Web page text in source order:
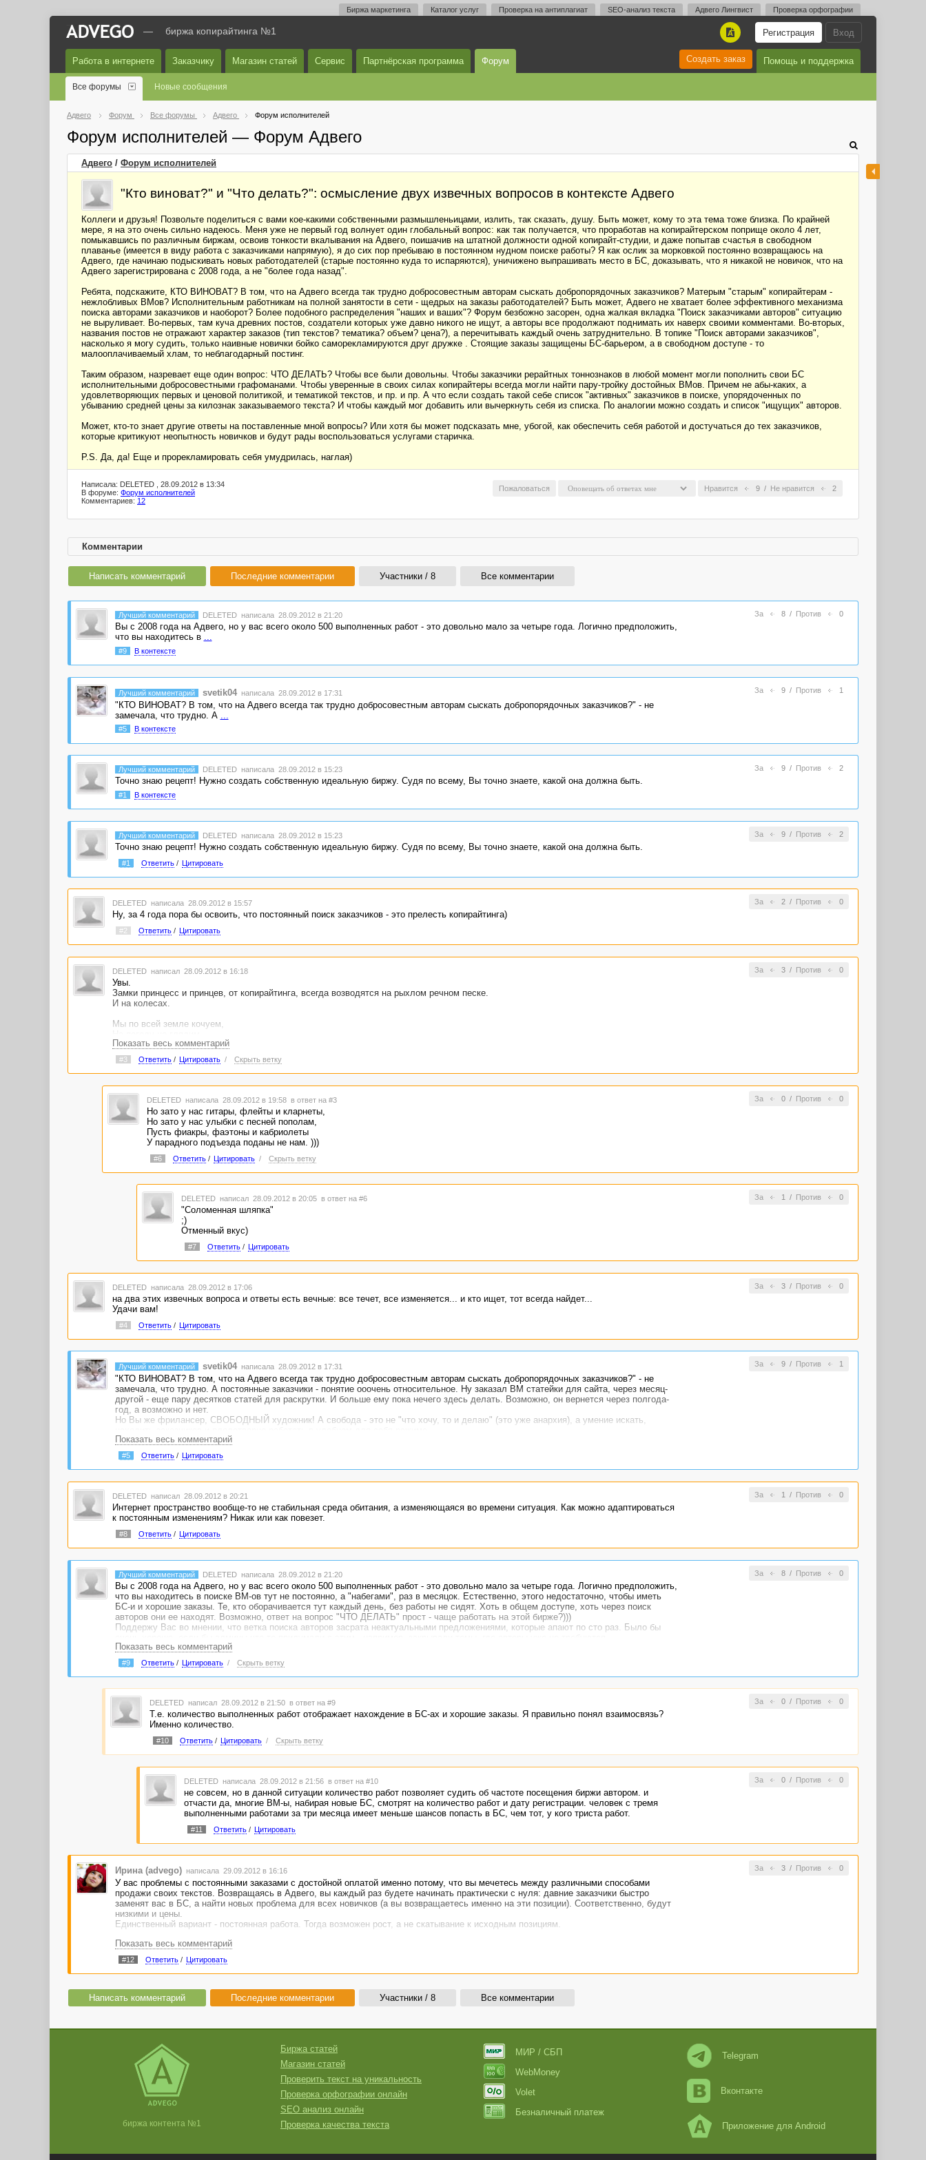
Биржа маркетинга Каталог услуг Проверка на антиплагиат SEO-анализ текста Адвего Лингвист Проверка орфографии
Вход
Регистрация
A
— биржа копирайтинга №1
Работа в интернете Заказчику Магазин статей Сервис Партнёрская программа Форум Помощь и поддержка
Создать заказ
Все форумы Новые сообщения
Адвего Форум Все форумы Адвего Форум исполнителей
Форум исполнителей — Форум Адвего
Адвего / Форум исполнителей
"Кто виноват?" и "Что делать?": осмысление двух извечных вопросов в контексте Адвего
Коллеги и друзья! Позвольте поделиться с вами кое-какими собственными размышленьицами, излить, так сказать, душу. Быть может, кому то эта тема тоже близка. По крайней
мере, я на это очень сильно надеюсь. Меня уже не первый год волнует один глобальный вопрос: как так получается, что проработав на копирайтерском поприще около 4 лет,
помыкавшись по различным биржам, освоив тонкости вкалывания на Адвего, поишачив на штатной должности одной копирайт-студии, и даже попытав счастья в свободном
плаванье (имеется в виду работа с заказчиками напрямую), я до сих пор пребываю в постоянном нудном поиске работы? Я как ослик за морковкой постоянно возвращаюсь на
Адвего, где начинаю подыскивать новых работодателей (старые постоянно куда то испаряются), уничижено выпрашивать место в БС, доказывать, что я никакой не новичок, что на
Адвего зарегистрирована с 2008 года, а не "более года назад".
Ребята, подскажите, КТО ВИНОВАТ? В том, что на Адвего всегда так трудно добросовестным авторам сыскать добропорядочных заказчиков? Матерым "старым" копирайтерам -
нежлобливых ВМов? Исполнительным работникам на полной занятости в сети - щедрых на заказы работодателей? Быть может, Адвего не хватает более эффективного механизма
поиска авторами заказчиков и наоборот? Более подобного распределения "наших и ваших"? Форум безбожно засорен, одна жалкая вкладка "Поиск заказчиками авторов" ситуацию
не выруливает. Во-первых, там куча древних постов, создатели которых уже давно никого не ищут, а авторы все продолжают поднимать их наверх своими комментами. Во-вторых,
названия постов не отражают характер заказов (тип текстов? тематика? объем? цена?), а перечитывать каждый очень затруднительно. В топике "Поиск авторами заказчиков",
насколько я могу судить, только наивные новички бойко саморекламируются друг дружке . Стоящие заказы защищены БС-барьером, а в свободном доступе - то
малооплачиваемый хлам, то неблагодарный постинг.
Таким образом, назревает еще один вопрос: ЧТО ДЕЛАТЬ? Чтобы все были довольны. Чтобы заказчики рерайтных тоннознаков в любой момент могли пополнить свои БС
исполнительными добросовестными графоманами. Чтобы уверенные в своих силах копирайтеры всегда могли найти пару-тройку достойных ВМов. Причем не абы-каких, а
удовлетворяющих первых и ценовой политикой, и тематикой текстов, и пр. и пр. А что если создать такой себе список "активных" заказчиков в поиске, упорядоченных по
убыванию средней цены за килознак заказываемого текста? И чтобы каждый мог добавить или вычеркнуть себя из списка. По аналогии можно создать и список "ищущих" авторов.
Может, кто-то знает другие ответы на поставленные мной вопросы? Или хотя бы может подсказать мне, убогой, как обеспечить себя работой и достучаться до тех заказчиков,
которые критикуют неопытность новичков и будут рады воспользоваться услугами старичка.
P.S. Да, да! Еще и прорекламировать себя умудрилась, наглая)
Нравится 9 / Не нравится 2
Пожаловаться
Написала: DELETED , 28.09.2012 в 13:34
В форуме: Форум исполнителей
Комментариев: 12
Комментарии
Написать комментарий Последние комментарии Участники / 8 Все комментарии
За 8/ Против 0
Лучший комментарий DELETED написала 28.09.2012 в 21:20
Вы с 2008 года на Адвего, но у вас всего около 500 выполненных работ - это довольно мало за четыре года. Логично предположить,
что вы находитесь в ...
#9 В контексте
За 9/ Против 1
Лучший комментарий svetik04 написала 28.09.2012 в 17:31
"КТО ВИНОВАТ? В том, что на Адвего всегда так трудно добросовестным авторам сыскать добропорядочных заказчиков?" - не
замечала, что трудно. А
#5 В контексте
За 9/ Против 2
Лучший комментарий DELETED написала 28.09.2012 в 15:23
Точно знаю рецепт! Нужно создать собственную идеальную биржу. Судя по всему, Вы точно знаете, какой она должна быть.
#1 В контексте
За 9/ Против 2
Лучший комментарий DELETED написала 28.09.2012 в 15:23
Точно знаю рецепт! Нужно создать собственную идеальную биржу. Судя по всему, Вы точно знаете, какой она должна быть.
#1 Ответить/ Цитировать
За 2/ Против 0
DELETED написала 28.09.2012 в 15:57
Ну, за 4 года пора бы освоить, что постоянный поиск заказчиков - это прелесть копирайтинга)
#2 Ответить/ Цитировать
За 3/ Против 0
DELETED написал 28.09.2012 в 16:18
Увы.
Замки принцесс и принцев, от копирайтинга, всегда возводятся на рыхлом речном песке.
И на колесах.
Мы по всей земле кочуем,
Где придется заночуем,
Что придется поедим.
Театральные подмостки
Для таких как мы бродяг,
Свежеструганные доски,
Занавески на гвоздях.
Мы бродячие артисты,
Мы в дороге день за днем.
И фургончик в поле чистом,
Это наш привычный дом.
Мы великие таланты,
Акробаты и шуты.
Уважаю ваше упорство и целеустремленность. Удачи)
Показать весь комментарий
#3 Ответить/ Цитировать / Скрыть ветку
За 0/ Против 0
DELETED написала 28.09.2012 в 19:58 в ответ на #3
Но зато у нас гитары, флейты и кларнеты,
Но зато у нас улыбки с песней пополам,
Пусть фиакры, фаэтоны и кабриолеты
У парадного подъезда поданы не нам. )))
#6 Ответить/ Цитировать / Скрыть ветку
За 1 / Против 0
DELETED написал 28.09.2012 в 20:05 в ответ на #6
"Соломенная шляпка"
;)
Отменный вкус)
#7 Ответить/ Цитировать
За 3/ Против 0
DELETED написала 28.09.2012 в 17:06
на два этих извечных вопроса и ответы есть вечные: все течет, все изменяется... и кто ищет, тот всегда найдет...
Удачи вам!
#4 Ответить/ Цитировать
За 9/ Против 1
Лучший комментарий svetik04 написала 28.09.2012 в 17:31
"КТО ВИНОВАТ? В том, что на Адвего всегда так трудно добросовестным авторам сыскать добропорядочных заказчиков?" - не
замечала, что трудно. А постоянные заказчики - понятие ооочень относительное. Ну заказал ВМ статейки для сайта, через месяц-
другой - еще пару десятков статей для раскрутки. И больше ему пока нечего здесь делать. Возможно, он вернется через полгода-
год, а возможно и нет.
Но Вы же фрилансер, СВОБОДНЫЙ художник! А свобода - это не "что хочу, то и делаю" (это уже анархия), а умение искать,
Возможно, Вы хороший копирайтер, но не очень хороший фрилансер? Ничего личного, это просто предположение. Ведь в нашей
работе важно не только хорошо писать, но и умение преподнести себя в выгодном свете, убедить заказчика, что ему нужны именно
Вы, умение аргументировать собственные расценки. Т.е. фрилансер - это еще и предприимчивый организатор, и хороший психолог,
и много кто еще...
Показать весь комментарий
#5 Ответить/ Цитировать
За 1 / Против 0
DELETED написал 28.09.2012 в 20:21
Интернет пространство вообще-то не стабильная среда обитания, а изменяющаяся во времени ситуация. Как можно адаптироваться
к постоянным изменениям? Никак или как повезет.
#8 Ответить/ Цитировать
За 8/ Против 0
Лучший комментарий DELETED написала 28.09.2012 в 21:20
Вы с 2008 года на Адвего, но у вас всего около 500 выполненных работ - это довольно мало за четыре года. Логично предположить,
что вы находитесь в поиске ВМ-ов тут не постоянно, а "набегами", раз в месяцок. Естественно, этого недостаточно, чтобы иметь
БС-и и хорошие заказы. Те, кто оборачивается тут каждый день, без работы не сидят. Хоть в общем доступе, хоть через поиск
авторов они ее находят. Возможно, ответ на вопрос "ЧТО ДЕЛАТЬ" прост - чаще работать на этой бирже?)))
Поддержу Вас во мнении, что ветка поиска авторов засрата неактуальными предложениями, которые апают по сто раз. Было бы
Показать весь комментарий
#9 Ответить/ Цитировать / Скрыть ветку
За 0/ Против 0
DELETED написал 28.09.2012 в 21:50 в ответ на #9
Т.е. количество выполненных работ отображает нахождение в БС-ах и хорошие заказы. Я правильно понял взаимосвязь?
Именно количество.
#10 Ответить/ Цитировать / Скрыть ветку
За 0/ Против 0
DELETED написала 28.09.2012 в 21:56 в ответ на #10
не совсем, но в данной ситуации количество работ позволяет судить об частоте посещения биржи автором. и
отчасти да, многие ВМ-ы, набирая новые БС, смотрят на количество работ и дату регистрации. человек с тремя
выполненными работами за три месяца имеет меньше шансов попасть в БС, чем тот, у кого триста работ.
#11 Ответить/ Цитировать
За 3/ Против 0
Ирина (advego) написала 29.09.2012 в 16:16
У вас проблемы с постоянными заказами с достойной оплатой именно потому, что вы мечетесь между различными способами
продажи своих текстов. Возвращаясь в Адвего, вы каждый раз будете начинать практически с нуля: давние заказчики быстро
заменят вас в БС, а найти новых проблема для всех новичков (а вы возвращаетесь именно на эти позиции). Соответственно, будут
низкими и цены.
Единственный вариант - постоянная работа. Тогда возможен рост, а не скатывание к исходным позициям.
Показать весь комментарий
#12 Ответить/ Цитировать
Написать комментарий Последние комментарии Участники / 8 Все комментарии
биржа контента №1
Биржа статей
Магазин статей
Проверить текст на уникальность
Проверка орфографии онлайн
SEO анализ онлайн
Проверка качества текста
МИР / СБП
WebMoney
Volet
Безналичный платеж
Telegram
Вконтакте
Приложение для Android